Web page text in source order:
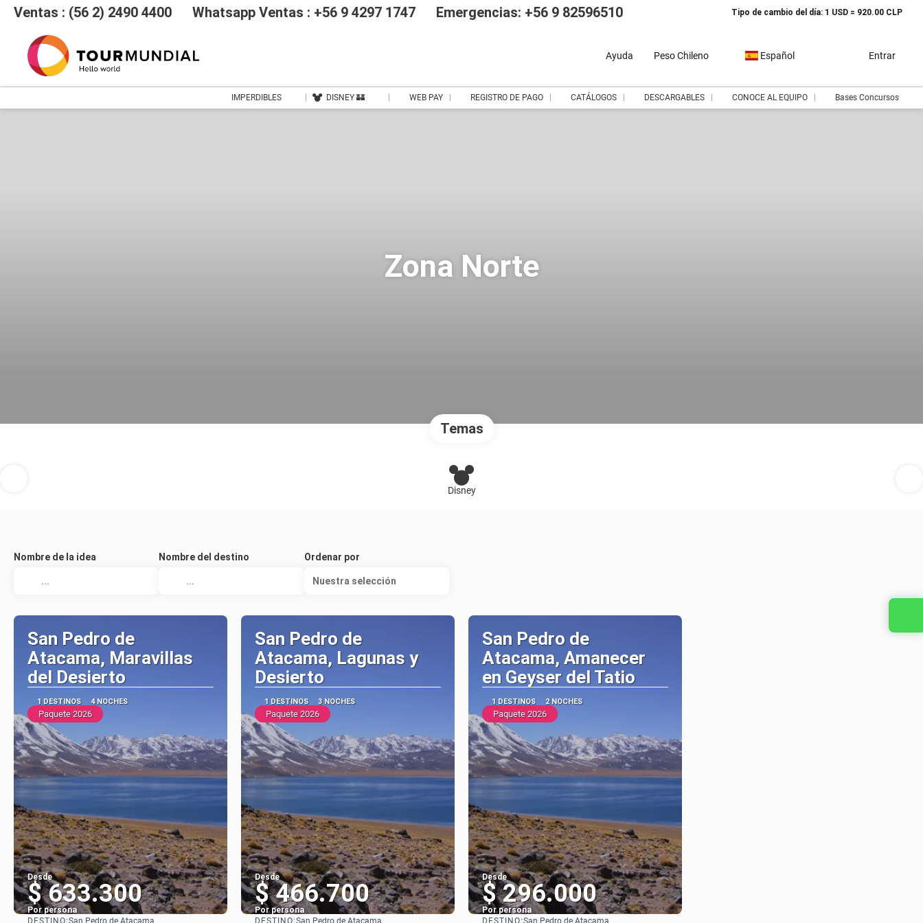
Ventas : (56 2) 2490 4400 Whatsapp Ventas : +56 9 4297 1747 Emergencias: +56 9 82596510 Tipo de cambio del día: 1 USD = 920.00 CLP
Ayuda Peso Chileno Español Entrar
IMPERDIBLES DISNEY 🏰 WEB PAY REGISTRO DE PAGO CATÁLOGOS DESCARGABLES CONOCE AL EQUIPO Bases Concursos
Zona Norte
Temas
Disney
Nombre de la idea Nombre del destino Ordenar por
Nuestra selección
San Pedro de
Atacama, Maravillas
del Desierto
1 DESTINOS 4 NOCHES
Paquete 2026
Desde
$ 633.300
Por persona
DESTINO:San Pedro de Atacama
San Pedro de
Atacama, Lagunas y
Desierto
1 DESTINOS 3 NOCHES
Paquete 2026
Desde
$ 466.700
Por persona
DESTINO:San Pedro de Atacama
San Pedro de
Atacama, Amanecer
en Geyser del Tatio
1 DESTINOS 2 NOCHES
Paquete 2026
Desde
$ 296.000
Por persona
DESTINO:San Pedro de Atacama